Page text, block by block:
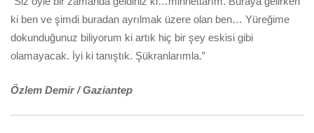
ki ben ve şimdi buradan ayrılmak üzere olan ben… Yüreğime
dokunduğunuz biliyorum ki artık hiç bir şey eskisi gibi
olamayacak. İyi ki tanıştık. Şükranlarımla.”
Özlem Demir / Gaziantep